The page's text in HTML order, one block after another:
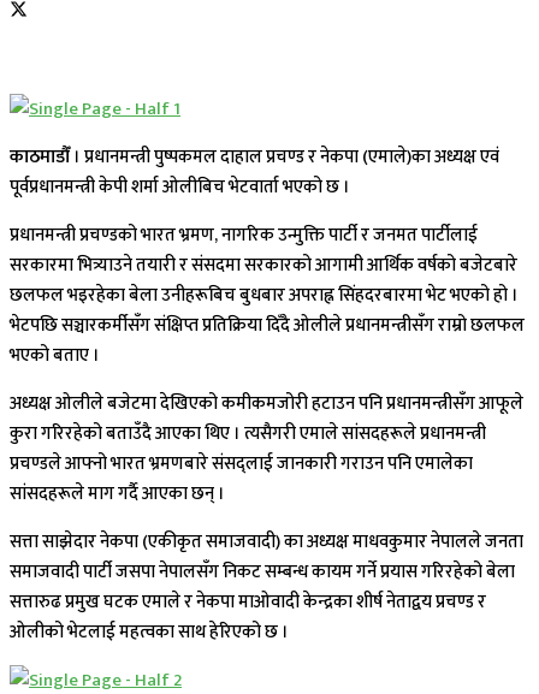
काठमाडौँ। प्रधानमन्त्री पुष्पकमल दाहाल प्रचण्ड र नेकपा (एमाले)का अध्यक्ष एवं
पूर्वप्रधानमन्त्री केपी शर्मा ओलीबिच भेटवार्ता भएको छ ।
प्रधानमन्त्री प्रचण्डको भारत भ्रमण, नागरिक उन्मुक्ति पार्टी र जनमत पार्टीलाई
सरकारमा भित्र्याउने तयारी र संसदमा सरकारको आगामी आर्थिक वर्षको बजेटबारे
छलफल भइरहेका बेला उनीहरूबिच बुधबार अपराह्न सिंहदरबारमा भेट भएको हो ।
भेटपछि सञ्चारकर्मीसँग संक्षिप्त प्रतिक्रिया दिँदै ओलीले प्रधानमन्त्रीसँग राम्रो छलफल
भएको बताए ।
अध्यक्ष ओलीले बजेटमा देखिएको कमीकमजोरी हटाउन पनि प्रधानमन्त्रीसँग आफूले
कुरा गरिरहेको बताउँदै आएका थिए । त्यसैगरी एमाले सांसदहरूले प्रधानमन्त्री
प्रचण्डले आफ्नो भारत भ्रमणबारे संसद्लाई जानकारी गराउन पनि एमालेका
सांसदहरूले माग गर्दै आएका छन् ।
सत्ता साझेदार नेकपा (एकीकृत समाजवादी) का अध्यक्ष माधवकुमार नेपालले जनता
समाजवादी पार्टी जसपा नेपालसँग निकट सम्बन्ध कायम गर्ने प्रयास गरिरहेको बेला
सत्तारुढ प्रमुख घटक एमाले र नेकपा माओवादी केन्द्रका शीर्ष नेताद्वय प्रचण्ड र
ओलीको भेटलाई महत्वका साथ हेरिएको छ ।